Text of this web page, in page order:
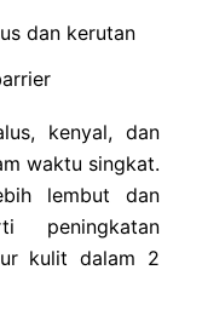
dan kerutan
kenyal, dan
waktu singkat.
lembut dan
peningkatan
kulit dalam 2